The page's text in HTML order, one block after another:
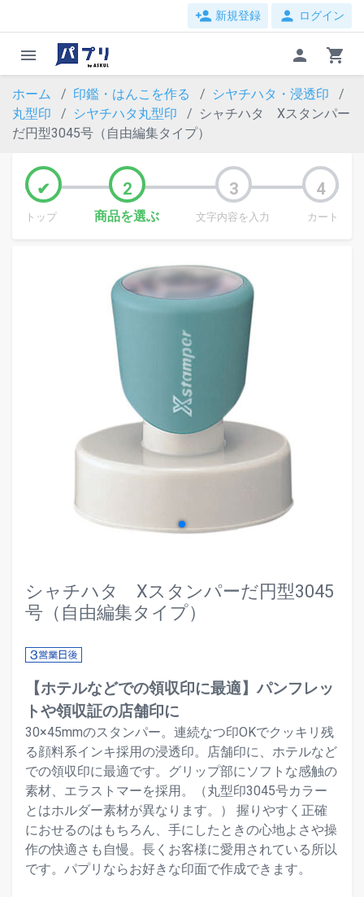
person_add 新規登録 person ログイン
menu person shopping_cart
ホーム 印鑑・はんこを作る
シヤチハタ・浸透印
丸型印
シヤチハタ丸型印
シャチハタ Xスタンパー
だ円型3045号（自由編集タイプ）
トップ 商品を選ぶ 文字内容を入力 カート
シャチハタ Xスタンパーだ円型3045
号（自由編集タイプ）
【ホテルなどでの領収印に最適】パンフレッ
トや領収証の店舗印に
30×45mmのスタンパー。連続なつ印OKでクッキリ残
る顔料系インキ採用の浸透印。店舗印に、ホテルなど
での領収印に最適です。グリップ部にソフトな感触の
素材、エラストマーを採用。（丸型印3045号カラー
とはホルダー素材が異なります。） 握りやすく正確
におせるのはもちろん、手にしたときの心地よさや操
作の快適さも自慢。長くお客様に愛用されている所以
です。パプリならお好きな印面で作成できます。